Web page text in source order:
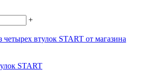
+
START